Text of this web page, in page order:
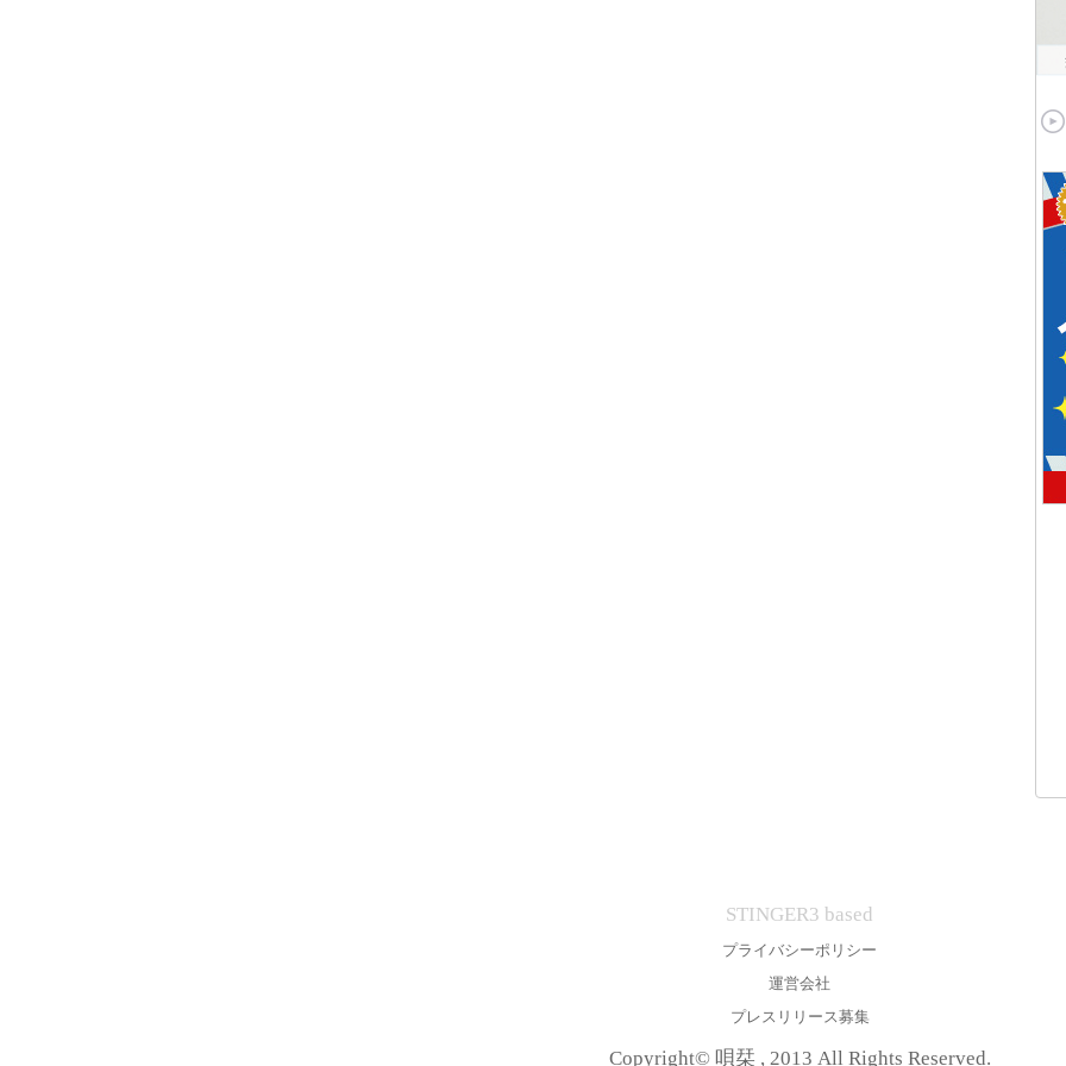
STINGER3 based
プライバシーポリシー
運営会社
プレスリリース募集
Copyright© 唄栞 , 2013 All Rights Reserved.